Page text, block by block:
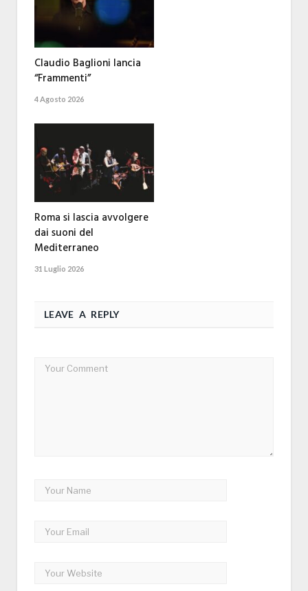
Claudio Baglioni lancia
“Frammenti”
4 Agosto 2026
Roma si lascia avvolgere
dai suoni del
Mediterraneo
31 Luglio 2026
LEAVE A REPLY